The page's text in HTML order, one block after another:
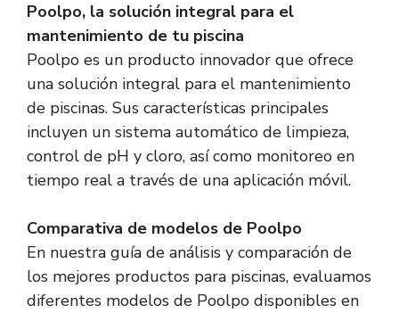
Poolpo, la solución integral para el
mantenimiento de tu piscina
Poolpo es un producto innovador que ofrece
una solución integral para el mantenimiento
de piscinas. Sus características principales
incluyen un sistema automático de limpieza,
control de pH y cloro, así como monitoreo en
tiempo real a través de una aplicación móvil.
Comparativa de modelos de Poolpo
En nuestra guía de análisis y comparación de
los mejores productos para piscinas, evaluamos
diferentes modelos de Poolpo disponibles en